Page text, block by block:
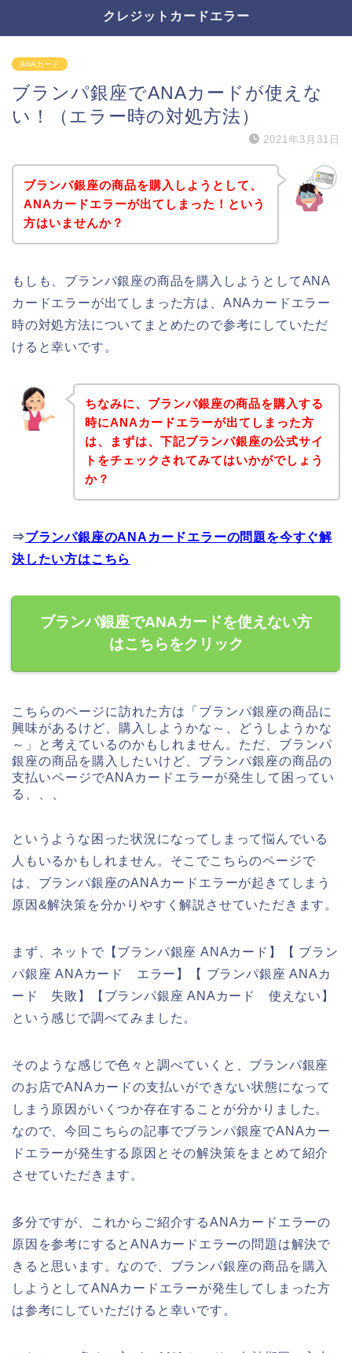
クレジットカードエラー
ANAカード
ブランパ銀座でANAカードが使えな
い！（エラー時の対処方法）
2021年3月31日
ブランパ銀座の商品を購入しようとして、
ANAカードエラーが出てしまった！という
方はいませんか？
もしも、ブランパ銀座の商品を購入しようとしてANA
カードエラーが出てしまった方は、ANAカードエラー
時の対処方法についてまとめたので参考にしていただ
けると幸いです。
ちなみに、ブランパ銀座の商品を購入する
時にANAカードエラーが出てしまった方
は、まずは、下記ブランパ銀座の公式サイ
トをチェックされてみてはいかがでしょう
か？
⇒ブランパ銀座のANAカードエラーの問題を今すぐ解
決したい方はこちら
ブランパ銀座でANAカードを使えない方
はこちらをクリック
こちらのページに訪れた方は「ブランパ銀座の商品に
興味があるけど、購入しようかな～、どうしようかな
～」と考えているのかもしれません。ただ、ブランパ
銀座の商品を購入したいけど、ブランパ銀座の商品の
支払いページでANAカードエラーが発生して困ってい
る、、、
というような困った状況になってしまって悩んでいる
人もいるかもしれません。そこでこちらのページで
は、ブランパ銀座のANAカードエラーが起きてしまう
原因&解決策を分かりやすく解説させていただきます。
まず、ネットで【ブランパ銀座 ANAカード】【 ブラン
パ銀座 ANAカード エラー】【 ブランパ銀座 ANAカ
ード 失敗】【ブランパ銀座 ANAカード 使えない】
という感じで調べてみました。
そのような感じで色々と調べていくと、ブランパ銀座
のお店でANAカードの支払いができない状態になって
しまう原因がいくつか存在することが分かりました。
なので、今回こちらの記事でブランパ銀座でANAカー
ドエラーが発生する原因とその解決策をまとめて紹介
させていただきます。
多分ですが、これからご紹介するANAカードエラーの
原因を参考にするとANAカードエラーの問題は解決で
きると思います。なので、ブランパ銀座の商品を購入
しようとしてANAカードエラーが発生してしまった方
は参考にしていただけると幸いです。